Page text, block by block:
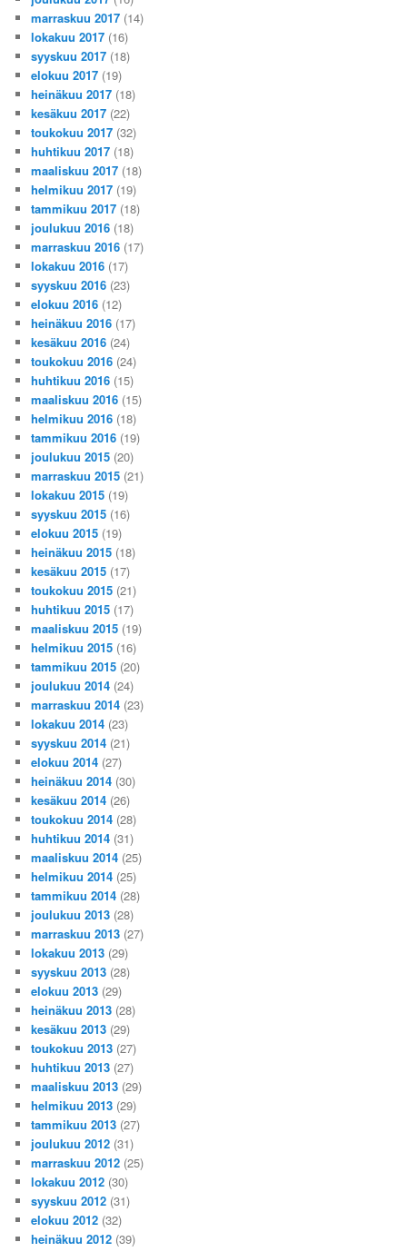
marraskuu 2017 (14)
lokakuu 2017 (16)
syyskuu 2017 (18)
elokuu 2017 (19)
heinäkuu 2017 (18)
kesäkuu 2017 (22)
toukokuu 2017 (32)
huhtikuu 2017 (18)
maaliskuu 2017 (18)
helmikuu 2017 (19)
tammikuu 2017 (18)
joulukuu 2016 (18)
marraskuu 2016 (17)
lokakuu 2016 (17)
syyskuu 2016 (23)
elokuu 2016 (12)
heinäkuu 2016 (17)
kesäkuu 2016 (24)
toukokuu 2016 (24)
huhtikuu 2016 (15)
maaliskuu 2016 (15)
helmikuu 2016 (18)
tammikuu 2016 (19)
joulukuu 2015 (20)
marraskuu 2015 (21)
lokakuu 2015 (19)
syyskuu 2015 (16)
elokuu 2015 (19)
heinäkuu 2015 (18)
kesäkuu 2015 (17)
toukokuu 2015 (21)
huhtikuu 2015 (17)
maaliskuu 2015 (19)
helmikuu 2015 (16)
tammikuu 2015 (20)
joulukuu 2014 (24)
marraskuu 2014 (23)
lokakuu 2014 (23)
syyskuu 2014 (21)
elokuu 2014 (27)
heinäkuu 2014 (30)
kesäkuu 2014 (26)
toukokuu 2014 (28)
huhtikuu 2014 (31)
maaliskuu 2014 (25)
helmikuu 2014 (25)
tammikuu 2014 (28)
joulukuu 2013 (28)
marraskuu 2013 (27)
lokakuu 2013 (29)
syyskuu 2013 (28)
elokuu 2013 (29)
heinäkuu 2013 (28)
kesäkuu 2013 (29)
toukokuu 2013 (27)
huhtikuu 2013 (27)
maaliskuu 2013 (29)
helmikuu 2013 (29)
tammikuu 2013 (27)
joulukuu 2012 (31)
marraskuu 2012 (25)
lokakuu 2012 (30)
syyskuu 2012 (31)
elokuu 2012 (32)
heinäkuu 2012 (39)